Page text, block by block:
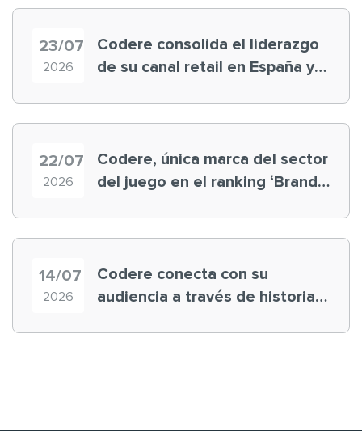
23/07
2026
Codere consolida el liderazgo
de su canal retail en España y
22/07
2026
Codere, única marca del sector
del juego en el ranking ‘Brand
14/07
2026
Codere conecta con su
audiencia a través de historias